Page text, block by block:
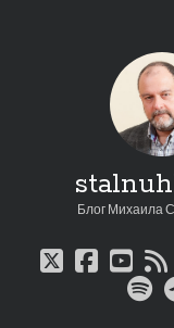
Блог Михаила
twitter